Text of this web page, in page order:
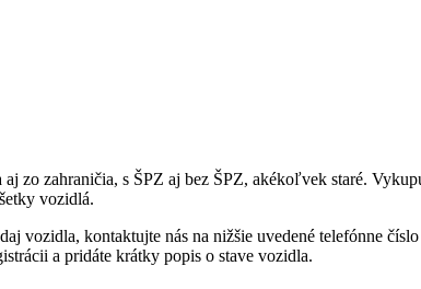
zo zahraničia, s ŠPZ aj bez ŠPZ, akékoľvek staré.
vozidlá.
kontaktujte nás na nižšie uvedené telefónne
a pridáte krátky popis o stave vozidla.